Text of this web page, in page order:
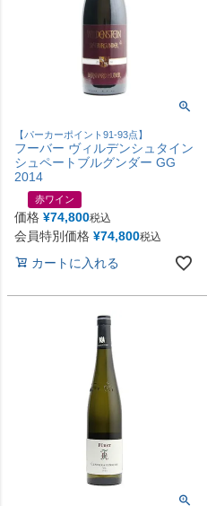
【パーカーポイント91-93点】
フーバー ヴィルデンシュタイン
シュペートブルグンダー GG
2014
赤ワイン
価格 ¥74,800税込
会員特別価格 ¥74,800税込
カートに入れる